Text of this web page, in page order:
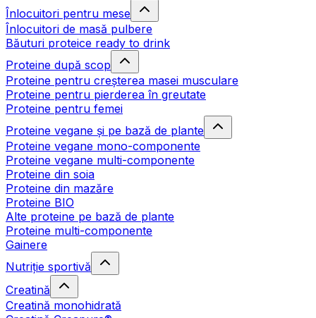
Înlocuitori pentru mese
Înlocuitori de masă pulbere
Băuturi proteice ready to drink
Proteine după scop
Proteine pentru creșterea masei musculare
Proteine pentru pierderea în greutate
Proteine pentru femei
Proteine vegane și pe bază de plante
Proteine vegane mono-componente
Proteine vegane multi-componente
Proteine din soia
Proteine din mazăre
Proteine BIO
Alte proteine pe bază de plante
Proteine multi-componente
Gainere
Nutriție sportivă
Creatină
Creatină monohidrată